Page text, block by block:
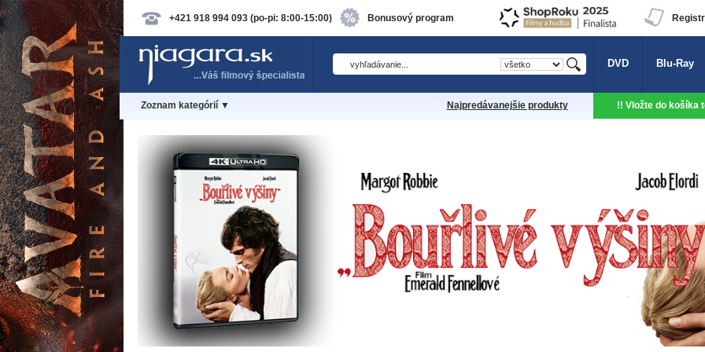
+421 918 994 093 (po-pi: 8:00-15:00) Bonusový program
DVD Blu-Ray
Zoznam kategórií ▼ Najpredávanejšie produkty !! Vložte do košíka